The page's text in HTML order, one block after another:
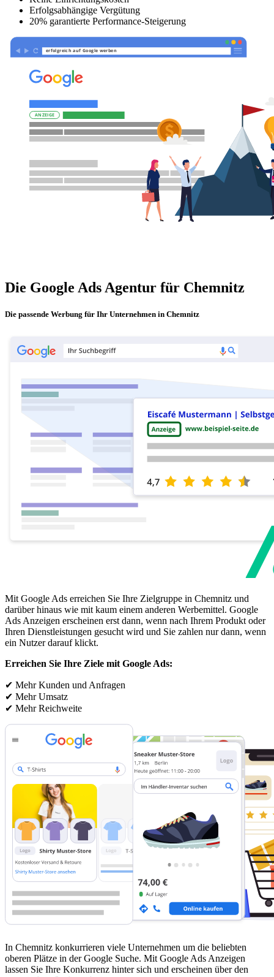
Erfolgsabhängige Vergütung
20% garantierte Performance-Steigerung
Die Google Ads Agentur für Chemnitz
Die passende Werbung für Ihr Unternehmen in Chemnitz
Mit Google Ads erreichen Sie Ihre Zielgruppe in Chemnitz und
darüber hinaus wie mit kaum einem anderen Werbemittel. Google
Ads Anzeigen erscheinen erst dann, wenn nach Ihrem Produkt oder
Ihren Dienstleistungen gesucht wird und Sie zahlen nur dann, wenn
ein Nutzer darauf klickt.
Erreichen Sie Ihre Ziele mit Google Ads:
✔ Mehr Kunden und Anfragen
✔ Mehr Umsatz
✔ Mehr Reichweite
In Chemnitz konkurrieren viele Unternehmen um die beliebten
oberen Plätze in der Google Suche. Mit Google Ads Anzeigen
lassen Sie Ihre Konkurrenz hinter sich und erscheinen über den